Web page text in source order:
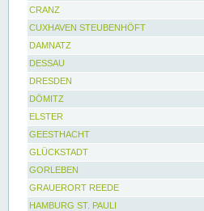
CRANZ
CUXHAVEN STEUBENHÖFT
DAMNATZ
DESSAU
DRESDEN
DÖMITZ
ELSTER
GEESTHACHT
GLÜCKSTADT
GORLEBEN
GRAUERORT REEDE
HAMBURG ST. PAULI